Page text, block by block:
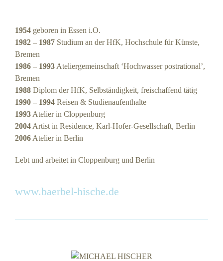
1954 geboren in Essen i.O.
1982 – 1987 Studium an der HfK, Hochschule für Künste,
Bremen
1986 – 1993 Ateliergemeinschaft ‘Hochwasser postrational’,
Bremen
1988 Diplom der HfK, Selbständigkeit, freischaffend tätig
1990 – 1994 Reisen & Studienaufenthalte
1993 Atelier in Cloppenburg
2004 Artist in Residence, Karl-Hofer-Gesellschaft, Berlin
2006 Atelier in Berlin
Lebt und arbeitet in Cloppenburg und Berlin
www.baerbel-hische.de